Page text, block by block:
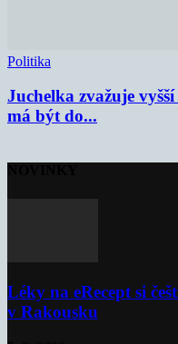
Politika
Juchelka zvažuje
má být do...
Léky na eRecept si
v Rakousku